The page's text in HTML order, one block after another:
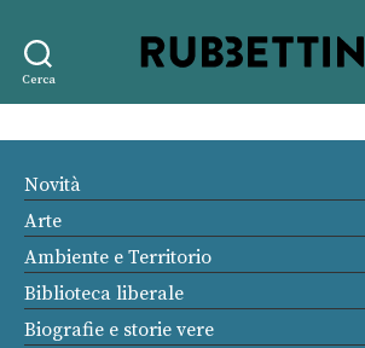
Cerca
editore
Novità
Arte
Ambiente e Territorio
Biblioteca liberale
Biografie e storie vere